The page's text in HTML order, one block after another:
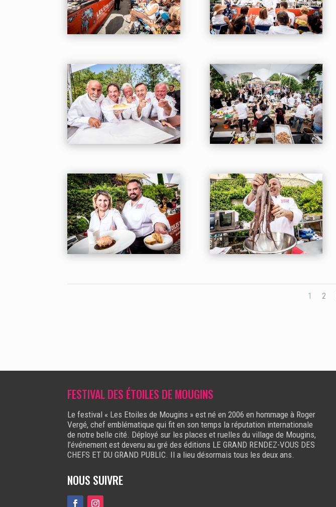
1 2
FESTIVAL DES ÉTOILES DE MOUGINS
Le festival « Les Etoiles de Mougins » est né en 2006 en hommage à Roger
Vergé, chef emblématique qui fit en son temps la réputation internationale
de notre belle cité. Déployé sur les places et ruelles du village de Mougins,
l’événement est devenu au gré des éditions LE GRAND RENDEZ-VOUS DES
CHEFS ET DU GRAND PUBLIC. Il a lieu désormais tous les deux ans.
NOUS SUIVRE